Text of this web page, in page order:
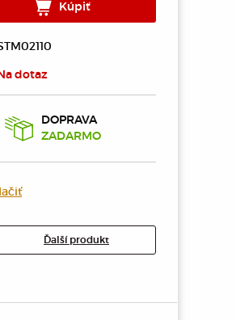
Kúpiť
Na dotaz
DOPRAVA
ZADARMO
Ďalší produkt